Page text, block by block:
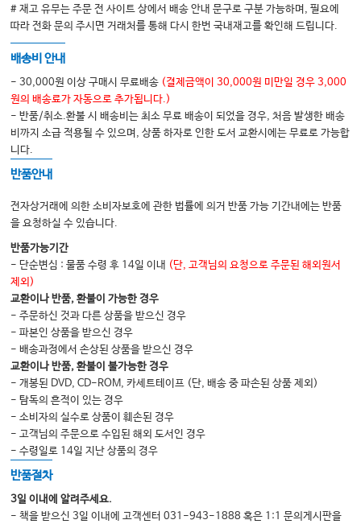
# 재고 유무는 주문 전 사이트 상에서 배송 안내 문구로 구분 가능하며, 필요에
따라 전화 문의 주시면 거래처를 통해 다시 한번 국내재고를 확인해 드립니다.
배송비 안내
- 30,000원 이상 구매시 무료배송 (결제금액이 30,000원 미만일 경우 3,000
원의 배송료가 자동으로 추가됩니다.)
- 반품/취소.환불 시 배송비는 최소 무료 배송이 되었을 경우, 처음 발생한 배송
비까지 소급 적용될 수 있으며, 상품 하자로 인한 도서 교환시에는 무료로 가능합
니다.
반품안내
전자상거래에 의한 소비자보호에 관한 법률에 의거 반품 가능 기간내에는 반품
을 요청하실 수 있습니다.
반품가능기간
- 단순변심 : 물품 수령 후 14일 이내 (단, 고객님의 요청으로 주문된 해외원서
제외)
교환이나 반품, 환불이 가능한 경우
- 주문하신 것과 다른 상품을 받으신 경우
- 파본인 상품을 받으신 경우
- 배송과정에서 손상된 상품을 받으신 경우
교환이나 반품, 환불이 불가능한 경우
- 개봉된 DVD, CD-ROM, 카세트테이프 (단, 배송 중 파손된 상품 제외)
- 탐독의 흔적이 있는 경우
- 소비자의 실수로 상품이 훼손된 경우
- 고객님의 주문으로 수입된 해외 도서인 경우
- 수령일로 14일 지난 상품의 경우
반품절차
3일 이내에 알려주세요.
- 책을 받으신 3일 이내에 고객센터 031-943-1888 혹은 1:1 문의게시판을